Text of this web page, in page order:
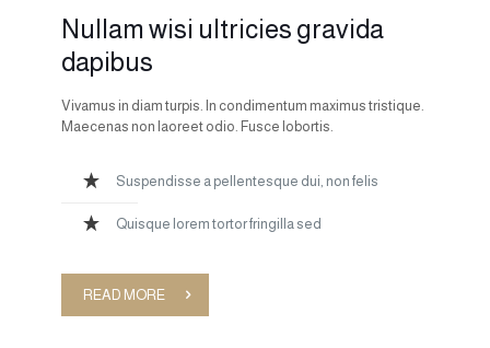
Nullam wisi ultricies gravida
dapibus
Vivamus in diam turpis. In condimentum maximus tristique.
Maecenas non laoreet odio. Fusce lobortis.
Suspendisse a pellentesque dui, non felis
Quisque lorem tortor fringilla sed
READ MORE